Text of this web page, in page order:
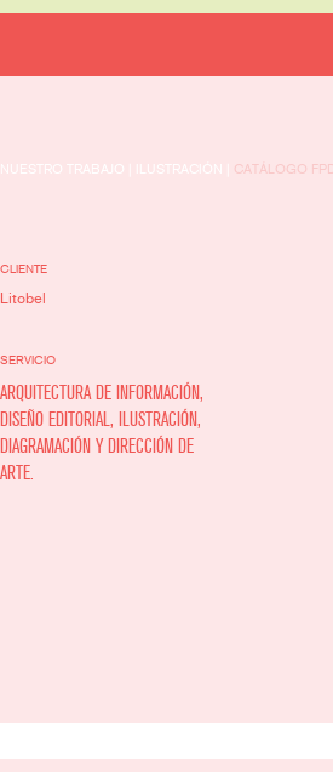
NUESTRO TRABAJO | ILUSTRACIÓN | CATÁLOGO
CLIENTE
Litobel
SERVICIO
ARQUITECTURA DE INFORMACIÓN,
DISEÑO EDITORIAL, ILUSTRACIÓN,
DIAGRAMACIÓN Y DIRECCIÓN DE
ARTE.